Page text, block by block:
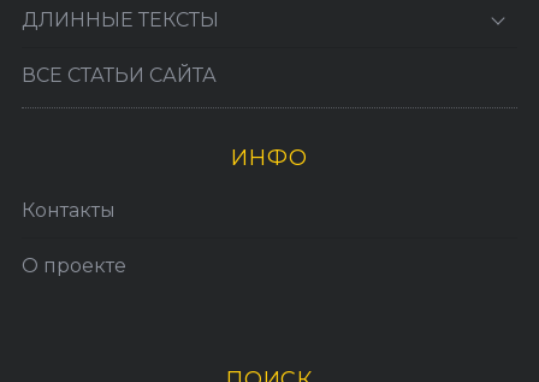
ДЛИННЫЕ ТЕКСТЫ
ВСЕ СТАТЬИ САЙТА
ИНФО
Контакты
О проекте